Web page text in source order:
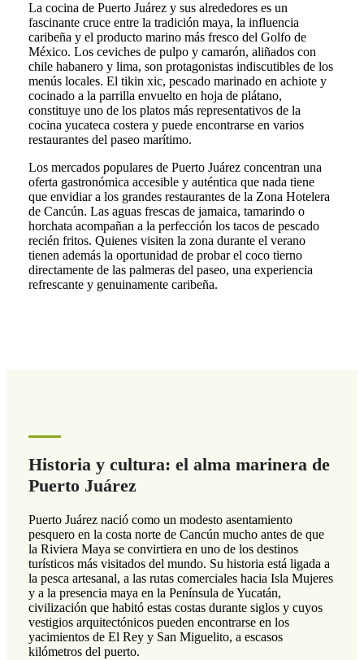
La cocina de Puerto Juárez y sus alrededores es un
fascinante cruce entre la tradición maya, la influencia
caribeña y el producto marino más fresco del Golfo de
México. Los ceviches de pulpo y camarón, aliñados con
chile habanero y lima, son protagonistas indiscutibles de los
menús locales. El tikin xic, pescado marinado en achiote y
cocinado a la parrilla envuelto en hoja de plátano,
constituye uno de los platos más representativos de la
cocina yucateca costera y puede encontrarse en varios
restaurantes del paseo marítimo.
Los mercados populares de Puerto Juárez concentran una
oferta gastronómica accesible y auténtica que nada tiene
que envidiar a los grandes restaurantes de la Zona Hotelera
de Cancún. Las aguas frescas de jamaica, tamarindo o
horchata acompañan a la perfección los tacos de pescado
recién fritos. Quienes visiten la zona durante el verano
tienen además la oportunidad de probar el coco tierno
directamente de las palmeras del paseo, una experiencia
refrescante y genuinamente caribeña.
Historia y cultura: el alma marinera de
Puerto Juárez
Puerto Juárez nació como un modesto asentamiento
pesquero en la costa norte de Cancún mucho antes de que
la Riviera Maya se convirtiera en uno de los destinos
turísticos más visitados del mundo. Su historia está ligada a
la pesca artesanal, a las rutas comerciales hacia Isla Mujeres
y a la presencia maya en la Península de Yucatán,
civilización que habitó estas costas durante siglos y cuyos
vestigios arquitectónicos pueden encontrarse en los
yacimientos de El Rey y San Miguelito, a escasos
kilómetros del puerto.